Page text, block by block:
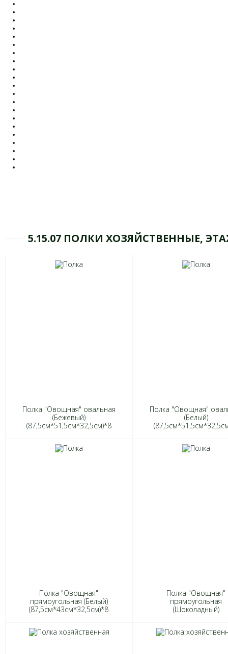
5.15.07 ПОЛКИ ХОЗЯЙСТВЕННЫЕ,
Полка "Овощная" овальная
(Бежевый)
(87,5см*51,5см*32,5см)*8
Полка "Овощная"
(Белый)
Полка "Овощная"
прямоугольная (Белый)
(87,5см*43см*32,5см)*8
Полка "Овощная"
прямоугольная
(Шоколадный)